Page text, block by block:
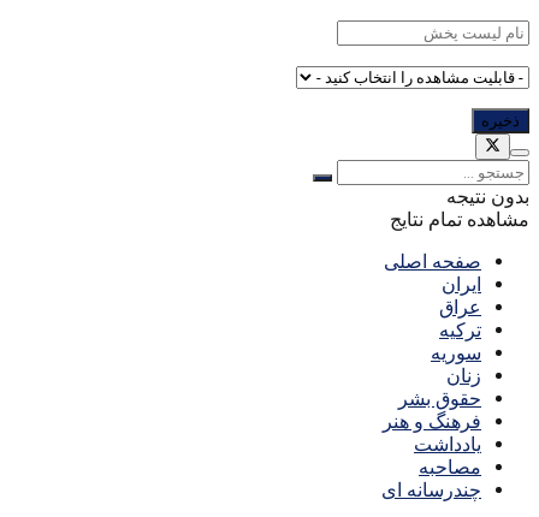
بدون نتیجه
مشاهده تمام نتایج
صفحه اصلی
ایران
عراق
ترکیه
سوریه
زنان
حقوق بشر
فرهنگ و هنر
یادداشت
مصاحبه
چندرسانه ای